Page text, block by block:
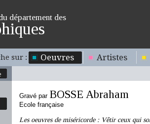
département des
sur : Oeuvres Artistes
Gravé par BOSSE Abraham
Ecole française
Les oeuvres de miséricorde : Vêtir ceux qui